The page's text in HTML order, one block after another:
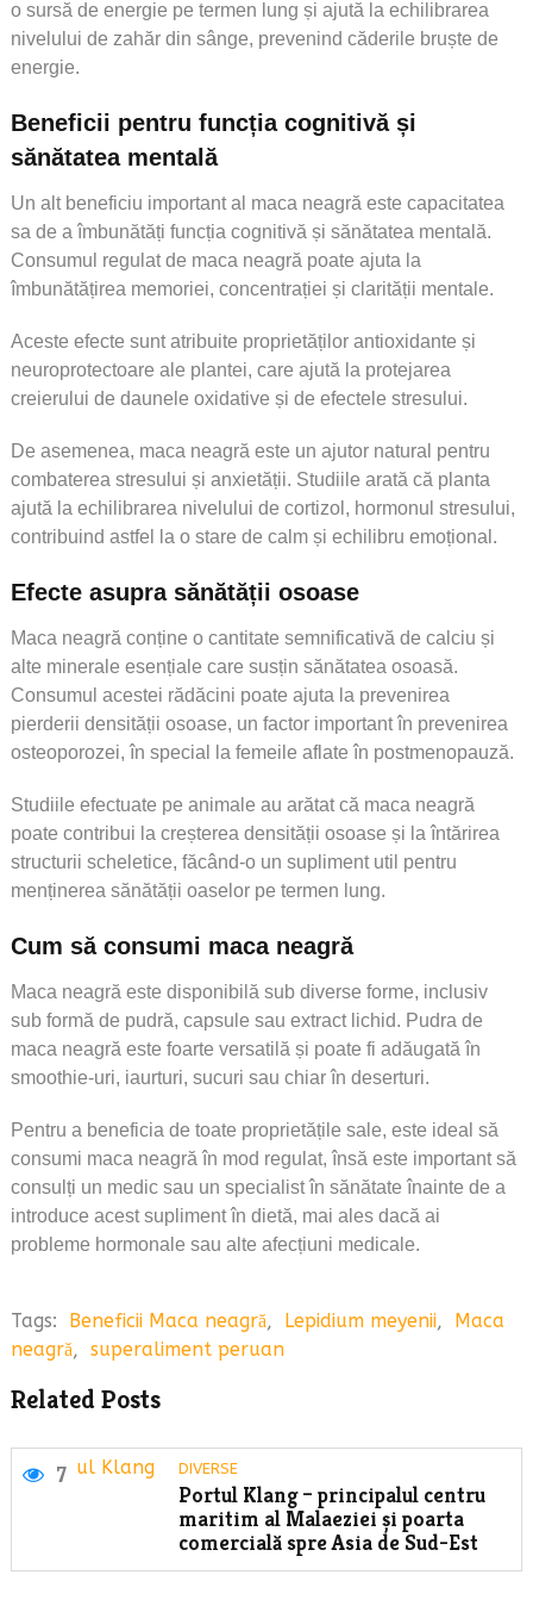
o sursă de energie pe termen lung și ajută la echilibrarea
nivelului de zahăr din sânge, prevenind căderile bruște de
energie.
Beneficii pentru funcția cognitivă și
sănătatea mentală
Un alt beneficiu important al maca neagră este capacitatea
sa de a îmbunătăți funcția cognitivă și sănătatea mentală.
Consumul regulat de maca neagră poate ajuta la
îmbunătățirea memoriei, concentrației și clarității mentale.
Aceste efecte sunt atribuite proprietăților antioxidante și
neuroprotectoare ale plantei, care ajută la protejarea
creierului de daunele oxidative și de efectele stresului.
De asemenea, maca neagră este un ajutor natural pentru
combaterea stresului și anxietății. Studiile arată că planta
ajută la echilibrarea nivelului de cortizol, hormonul stresului,
contribuind astfel la o stare de calm și echilibru emoțional.
Efecte asupra sănătății osoase
Maca neagră conține o cantitate semnificativă de calciu și
alte minerale esențiale care susțin sănătatea osoasă.
Consumul acestei rădăcini poate ajuta la prevenirea
pierderii densității osoase, un factor important în prevenirea
osteoporozei, în special la femeile aflate în postmenopauză.
Studiile efectuate pe animale au arătat că maca neagră
poate contribui la creșterea densității osoase și la întărirea
structurii scheletice, făcând-o un supliment util pentru
menținerea sănătății oaselor pe termen lung.
Cum să consumi maca neagră
Maca neagră este disponibilă sub diverse forme, inclusiv
sub formă de pudră, capsule sau extract lichid. Pudra de
maca neagră este foarte versatilă și poate fi adăugată în
smoothie-uri, iaurturi, sucuri sau chiar în deserturi.
Pentru a beneficia de toate proprietățile sale, este ideal să
consumi maca neagră în mod regulat, însă este important să
consulți un medic sau un specialist în sănătate înainte de a
introduce acest supliment în dietă, mai ales dacă ai
probleme hormonale sau alte afecțiuni medicale.
Tags: Beneficii Maca neagră, Lepidium meyenii,
Maca
neagră, superaliment peruan
Related Posts
7 DIVERSE
Portul Klang – principalul centru
maritim al Malaeziei și poarta
comercială spre Asia de Sud-Est